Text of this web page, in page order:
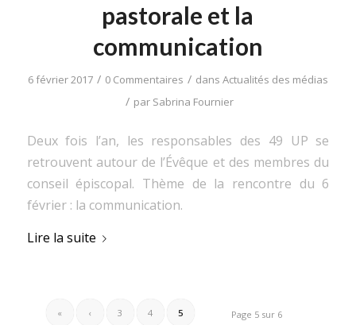
pastorale et la
communication
6 février 2017 / 0 Commentaires / dans Actualités des médias
/ par Sabrina Fournier
Deux fois l’an, les responsables des 49 UP se
retrouvent autour de l’Évêque et des membres du
conseil épiscopal. Thème de la rencontre du 6
février : la communication.
Lire la suite
Page 5 sur 6
« ‹ 3 4 5